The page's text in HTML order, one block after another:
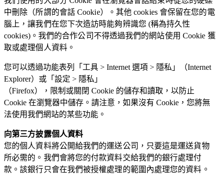
中刪除（所謂的會話 Cookie）。其他 cookies 會保留在您的電
腦上，讓我們在您下次造訪時能夠辨識您 (稱為持久性
cookies)。我們的合作公司不得透過我們的網站使用 Cookie 獲
取或處理個人資料。
您可以透過功能表列「工具 > Internet 選項 > 隱私」（Internet
Explorer）或「設定 > 隱私」
（Firefox），限制或關閉 Cookie 的儲存和讀取，以防止
Cookie 在瀏覽器中儲存。請注意，如果沒有 Cookie，您將無
法使用我們網站的某些功能。
向第三方披露個人資料
您的個人資料將公開給我們的運送公司，只要這是運送貨物
所必需的。我們會將您的付款資料交給我們的銀行處理付
款。該銀行只會在我們被授權處理的範圍內處理您的資料。